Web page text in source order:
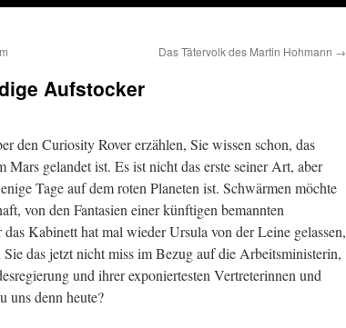
Das Tätervolk des Martin Hohmann →
Aufstocker
den Curiosity Rover erzählen, Sie wissen schon, das
gelandet ist. Es ist nicht das erste seiner Art, aber
Tage auf dem roten Planeten ist. Schwärmen möchte
von den Fantasien einer künftigen bemannten
Kabinett hat mal wieder Ursula von der Leine gelassen,
das jetzt nicht miss im Bezug auf die Arbeitsministerin,
und ihrer exponiertesten Vertreterinnen und
uns denn heute?